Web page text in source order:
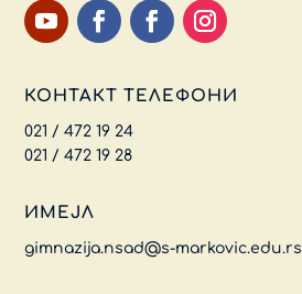
КОНТАКТ ТЕЛЕФОНИ
021 / 472 19 24
021 / 472 19 28
ИМЕЈЛ
gimnazija.nsad@s-markovic.edu.rs